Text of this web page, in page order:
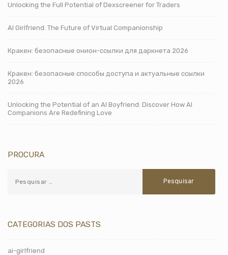
Unlocking the Full Potential of Dexscreener for Traders
AI Girlfriend: The Future of Virtual Companionship
Кракен: безопасные онион-ссылки для даркнета 2026
Кракен: безопасные способы доступа и актуальные ссылки
2026
Unlocking the Potential of an AI Boyfriend: Discover How AI
Companions Are Redefining Love
PROCURA
CATEGORIAS DOS PASTS
ai-girlfriend